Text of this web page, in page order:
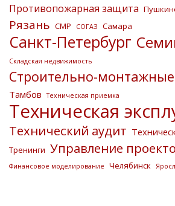
Противопожарная защита
Рязань СМР СОГАЗ Самара
Санкт-Петербург
Складская недвижимость
Строительно-
Тамбов Техническая приемка
Техническая
Технический аудит
Тренинги Управление
Финансовое моделирование Челябинск